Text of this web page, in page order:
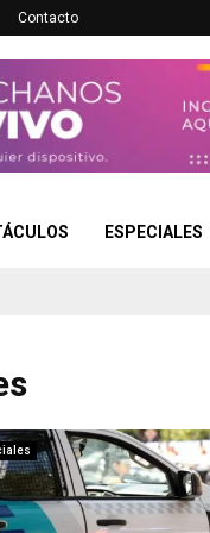
Contacto
ESPECIALES